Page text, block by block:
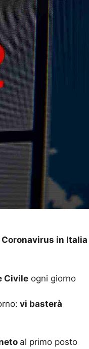
in Italia
Civile ogni giorno
vi basterà
al primo posto